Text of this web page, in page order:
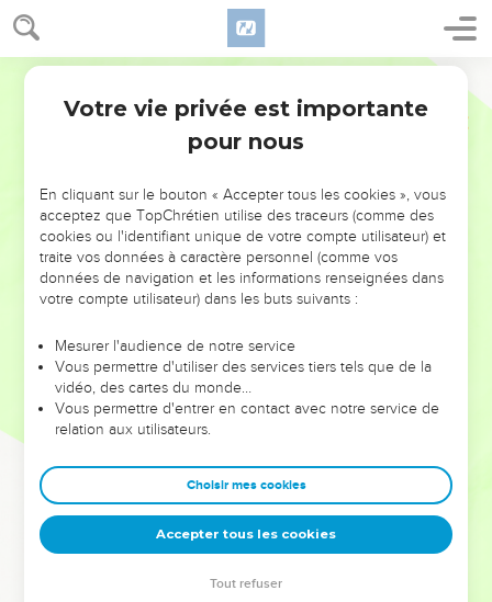
NE MANQUEZ PAS L’ÉVÉNEMENT
DE L’ANNÉE !
ET SI LEURS ERREURS POUVAIENT VOUS ÉVITER LES
VOTRES ?
leur foi ou leur vision. Mais on voit moins les doutes, les erreurs
et les saisons difficiles qu'ils ont traversés, alors même que ce
sont elles qui les ont façonnés.
Dans cette conférence, leaders, entrepreneurs, et responsables
clés pour avancer avec plus de sagesse afin que leurs erreurs
deviennent vos tremplins. Que vous guidiez un ministère, une
équipe, un groupe ou une famille, leur expérience est faite
pour vous.
Votre vie privée est importante
pour nous
En cliquant sur le bouton « Accepter tous les cookies », vous
acceptez que TopChrétien utilise des traceurs (comme des
cookies ou l'identifiant unique de votre compte utilisateur) et
traite vos données à caractère personnel (comme vos
données de navigation et les informations renseignées dans
votre compte utilisateur) dans les buts suivants :
Mesurer l'audience de notre service
Vous permettre d'utiliser des services tiers tels que de la
vidéo, des cartes du monde…
Vous permettre d'entrer en contact avec notre service de
relation aux utilisateurs.
Choisir mes cookies
Accepter tous les cookies
Tout refuser